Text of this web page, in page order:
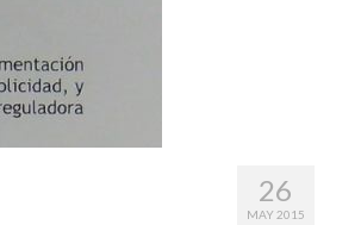
26
MAY 2015